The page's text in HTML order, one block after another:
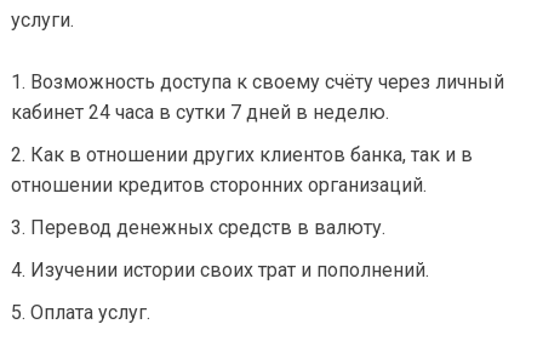
услуги.
Возможность доступа к своему счёту через личный
кабинет 24 часа в сутки 7 дней в неделю.
Как в отношении других клиентов банка, так и в
отношении кредитов сторонних организаций.
Перевод денежных средств в валюту.
Изучении истории своих трат и пополнений.
Оплата услуг.